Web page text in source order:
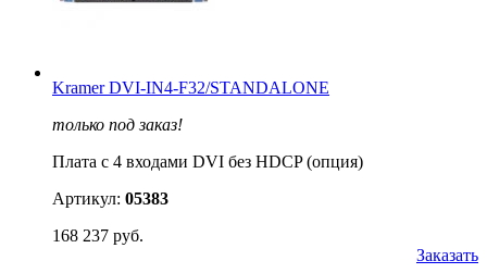
Kramer DVI-IN4-F32/STANDALONE
только под заказ!
Плата c 4 входами DVI без HDCP (опция)
Артикул: 05383
168 237 руб.
Заказать